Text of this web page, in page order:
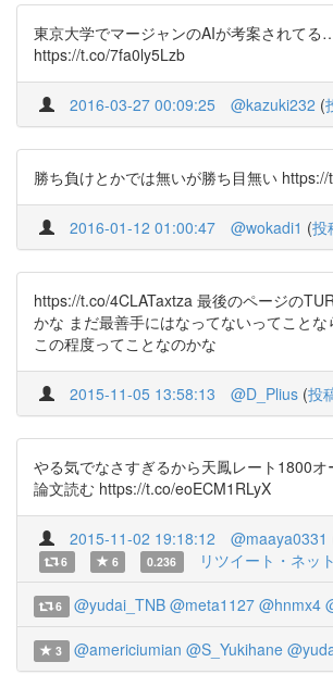
東京大学でマージャンのAIが考案されて
https://t.co/7fa0ly5Lzb
2016-03-27 00:09:25 @kazuki232 (
勝ち負けとかでは無いが勝ち目無い
2016-01-12 01:00:47 @wokadi1 (投
https://t.co/4CLATaxtza 最後のページの
かな まだ最善手にはなってないってこと
この程度ってことなのかな
2015-11-05 13:58:13 @D_Plius (投
やる気でなさすぎるから天鳳レート1800
論文読む https://t.co/eoECM1RLyX
2015-11-02 19:18:12 @maaya0331
6 6 0.236 リツイート・ネッ
6 @yudai_TNB @meta1127 @hnmx4
3 @americiumian @S_Yukihane